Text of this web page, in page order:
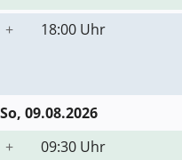
+ 18:00 Uhr
So, 09.08.2026
+
09:30 Uhr